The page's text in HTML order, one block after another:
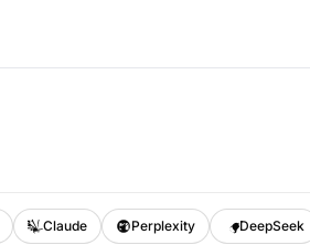
Claude Perplexity DeepSeek